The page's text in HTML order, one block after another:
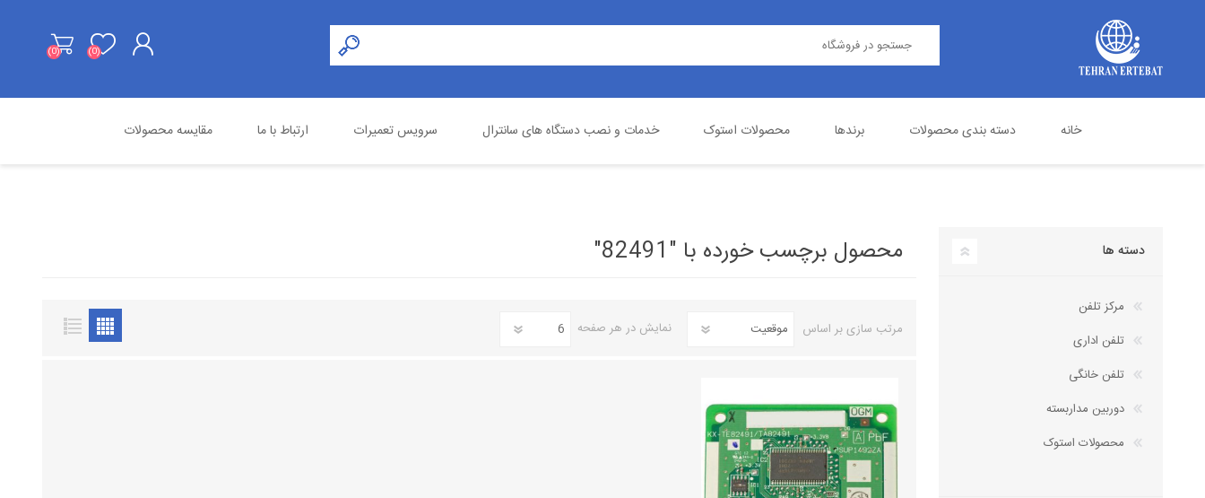
(0)
(0)
خانه دسته بندی محصولات
دستگاه سانترال
تلفن سانترال
تلفن تحت شبکه
تلفن بی سیم
تلفن رومیزی
برندها محصولات استوک خدمات و نصب دستگاه های سانترال سرویس تعمیرات ارتباط با ما مقایسه محصولات
محصول برچسب خورده با "82491"
مرتب سازی بر اساس نمایش در هر صفحه
دسته ها
مرکز تلفن
تلفن اداری
تلفن خانگی
دوربین مداربسته
محصولات استوک